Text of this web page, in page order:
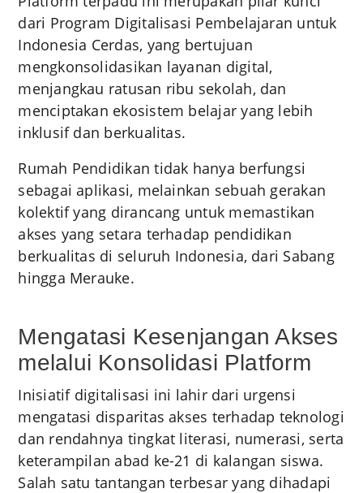
dari Program Digitalisasi Pembelajaran untuk
Indonesia Cerdas, yang bertujuan
mengkonsolidasikan layanan digital,
menjangkau ratusan ribu sekolah, dan
menciptakan ekosistem belajar yang lebih
inklusif dan berkualitas.
Rumah Pendidikan tidak hanya berfungsi
sebagai aplikasi, melainkan sebuah gerakan
kolektif yang dirancang untuk memastikan
akses yang setara terhadap pendidikan
berkualitas di seluruh Indonesia, dari Sabang
hingga Merauke.
Mengatasi Kesenjangan Akses
melalui Konsolidasi Platform
Inisiatif digitalisasi ini lahir dari urgensi
mengatasi disparitas akses terhadap teknologi
dan rendahnya tingkat literasi, numerasi, serta
keterampilan abad ke-21 di kalangan siswa.
Salah satu tantangan terbesar yang dihadapi